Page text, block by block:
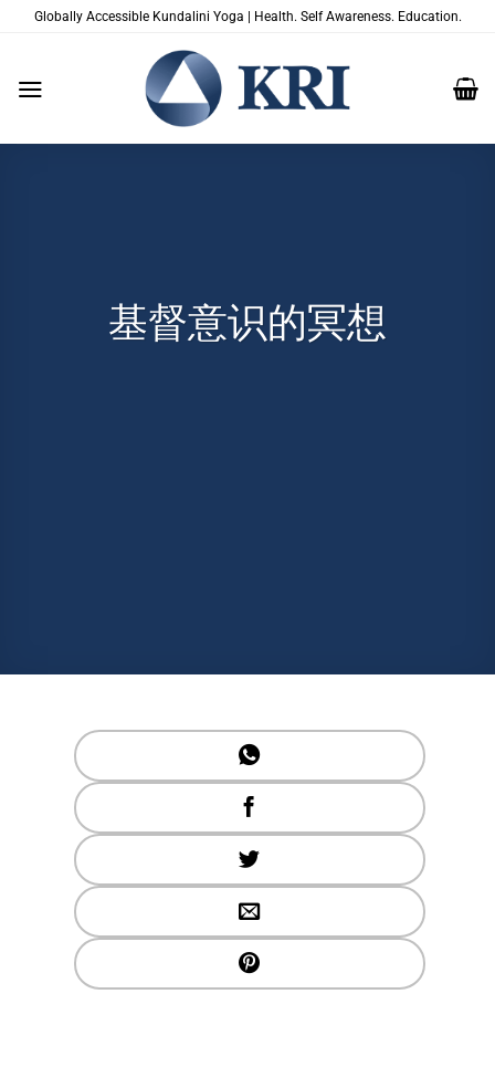
Globally Accessible Kundalini Yoga | Health. Self Awareness. Education.
基督意识的冥想